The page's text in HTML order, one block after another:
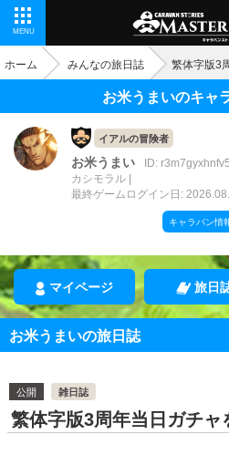
MENU
ホーム みんなの旅日誌 繁体字版3
お米うまいのキャ
イアルの冒険者
お米うまい
ID: r3m7gyxhnfv5
カシモラル
最終ゲームログイン日:
キャラバン情
マイページ 旅日
お米うまいの旅日誌
公開
雑日誌
繁体字版3周年当日ガチャ